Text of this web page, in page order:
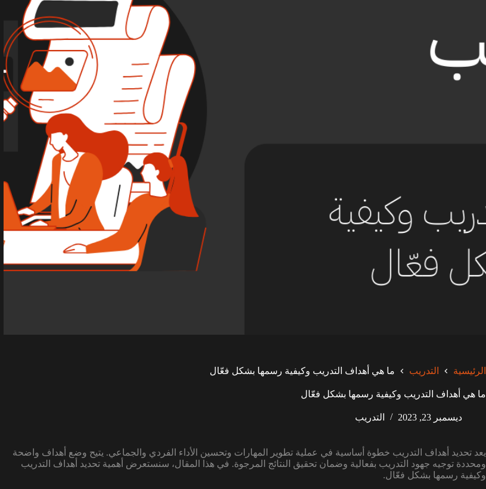
الرئيسية التدريب ما هي أهداف التدريب وكيفية رسمها بشكل فعّال
ما هي أهداف التدريب وكيفية رسمها بشكل فعّال
ديسمبر 23, 2023 التدريب
يعد تحديد أهداف التدريب خطوة أساسية في عملية تطوير المهارات وتحسين الأداء الفردي والجماعي. يتيح وضع أهداف واضحة
ومحددة توجيه جهود التدريب بفعالية وضمان تحقيق النتائج المرجوة. في هذا المقال، سنستعرض أهمية تحديد أهداف التدريب
وكيفية رسمها بشكل فعّال.